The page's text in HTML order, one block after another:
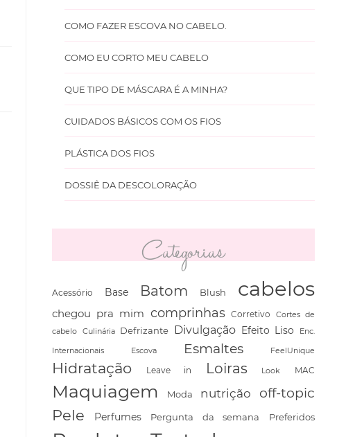
COMO FAZER ESCOVA NO CABELO.
COMO EU CORTO MEU CABELO
QUE TIPO DE MÁSCARA É A MINHA?
CUIDADOS BÁSICOS COM OS FIOS
PLÁSTICA DOS FIOS
DOSSIÊ DA DESCOLORAÇÃO
Categorias
Acessório Base Batom Blush cabelos
chegou pra mim comprinhas Corretivo
Cortes de
cabelo Culinária Defrizante Divulgação Efeito Liso Enc.
Internacionais Escova Esmaltes FeelUnique
Hidratação Leave in Loiras Look MAC
Maquiagem Moda nutrição off-topic
Pele Perfumes Pergunta da semana Preferidos